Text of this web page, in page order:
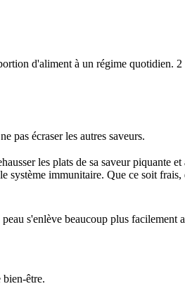
d'aliment à un régime quotidien.
pas écraser les autres saveurs.
les plats de sa saveur piquante
système immunitaire. Que ce soit
s'enlève beaucoup plus facilement
être.